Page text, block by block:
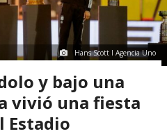
Hans Scott I Agencia Uno
y bajo una
vivió una fiesta
Estadio